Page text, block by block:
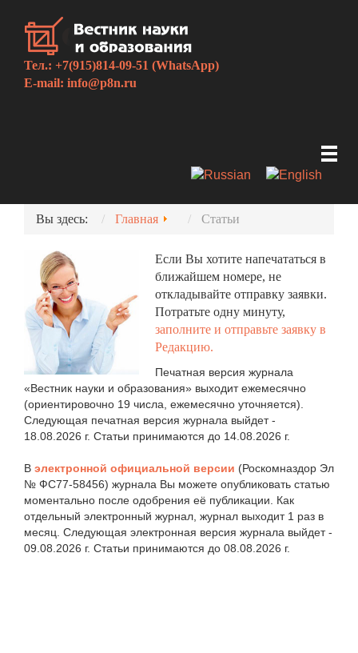
Тел.: +7(915)814-09-51 (WhatsApp)
E-mail: info@p8n.ru
Вы здесь: Главная Статьи
Если Вы хотите напечататься в
ближайшем номере, не
откладывайте отправку заявки.
Потратьте одну минуту,
заполните и отправьте заявку в
Редакцию.
Печатная версия журнала
«Вестник науки и образования» выходит ежемесячно
(ориентировочно 19 числа, ежемесячно уточняется).
Следующая печатная версия журнала выйдет -
18.08.2026 г. Статьи принимаются до 14.08.2026 г.
В электронной официальной версии (Роскомназдор Эл
№ ФС77-58456) журнала Вы можете опубликовать статью
моментально после одобрения её публикации. Как
отдельный электронный журнал, журнал выходит 1 раз в
месяц. Следующая электронная версия журнала выйдет -
09.08.2026 г. Статьи принимаются до 08.08.2026 г.